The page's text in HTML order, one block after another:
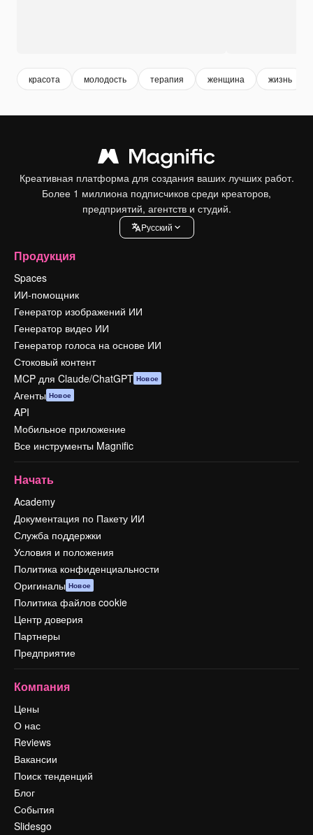
красота молодость терапия женщина жизнь
Креативная платформа для создания ваших лучших работ.
Более 1 миллиона подписчиков среди креаторов,
предприятий, агентств и студий.
Pусский
Продукция
Spaces
ИИ-помощник
Генератор изображений ИИ
Генератор видео ИИ
Генератор голоса на основе ИИ
Стоковый контент
MCP для Claude/ChatGPT Новое
Агенты Новое
API
Мобильное приложение
Все инструменты Magnific
Начать
Academy
Документация по Пакету ИИ
Служба поддержки
Условия и положения
Политика конфиденциальности
Оригиналы Новое
Политика файлов cookie
Центр доверия
Партнеры
Предприятие
Компания
Цены
О нас
Reviews
Вакансии
Поиск тенденций
Блог
События
Slidesgo